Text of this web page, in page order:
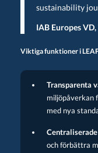
sustainability
IAB Europes
Viktiga funktioner i
Transparenta
miljöpåverkan
med nya
och förbättra